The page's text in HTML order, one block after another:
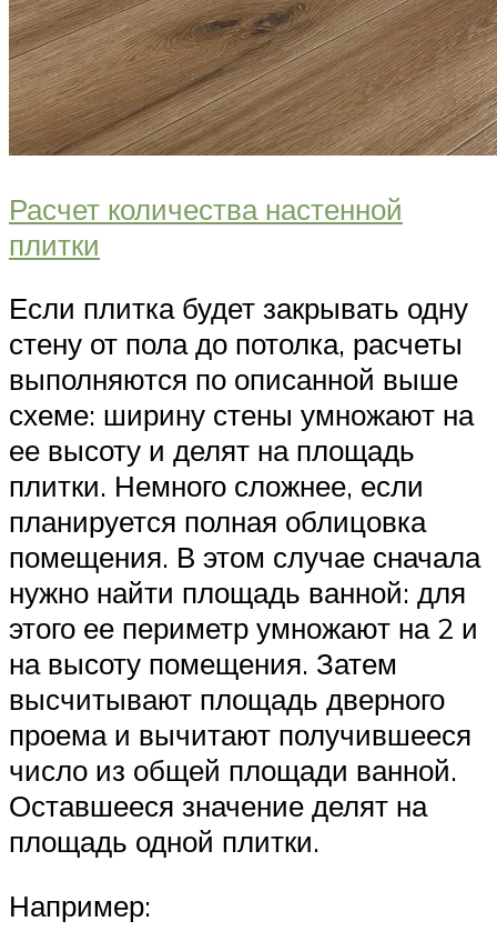
Расчет количества настенной
плитки
Если плитка будет закрывать одну
стену от пола до потолка, расчеты
выполняются по описанной выше
схеме: ширину стены умножают на
ее высоту и делят на площадь
плитки. Немного сложнее, если
планируется полная облицовка
помещения. В этом случае сначала
нужно найти площадь ванной: для
этого ее периметр умножают на 2 и
на высоту помещения. Затем
высчитывают площадь дверного
проема и вычитают получившееся
число из общей площади ванной.
Оставшееся значение делят на
площадь одной плитки.
Например: